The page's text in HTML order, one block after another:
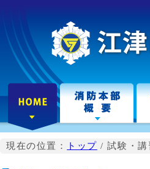
ー
現在の位置： トップ /試験・講